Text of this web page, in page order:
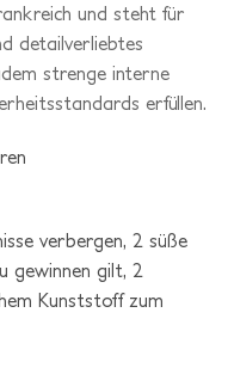
und steht für
detailverliebtes
strenge interne
erfüllen.
verbergen, 2 süße
gewinnen gilt, 2
Kunststoff zum